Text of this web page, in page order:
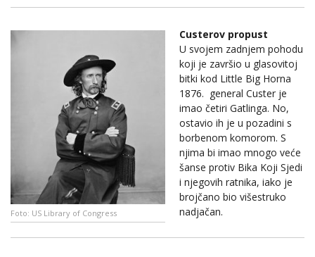
Foto: US Library of Congress
Custerov propust
U svojem zadnjem pohodu
koji je završio u glasovitoj
bitki kod Little Big Horna
1876. general Custer je
imao četiri Gatlinga. No,
ostavio ih je u pozadini s
borbenom komorom. S
njima bi imao mnogo veće
šanse protiv Bika Koji Sjedi
i njegovih ratnika, iako je
brojčano bio višestruko
nadjačan.